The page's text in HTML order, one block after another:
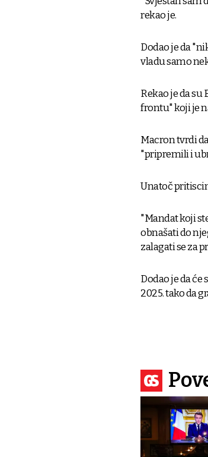
rekao je.
Dodao je da
vladu samo
Rekao je da
frontu" koji je
Macron tvrdi
"pripremili i
Unatoč
"Mandat koji
obnašati do
zalagati se za
Dodao je da
2025. tako da